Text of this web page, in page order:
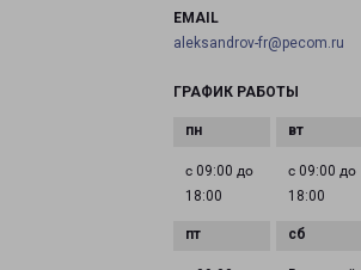
EMAIL
aleksandrov-fr@pecom.ru
ГРАФИК РАБОТЫ
с 09:00 до
18:00
с 09:00 до
18:00